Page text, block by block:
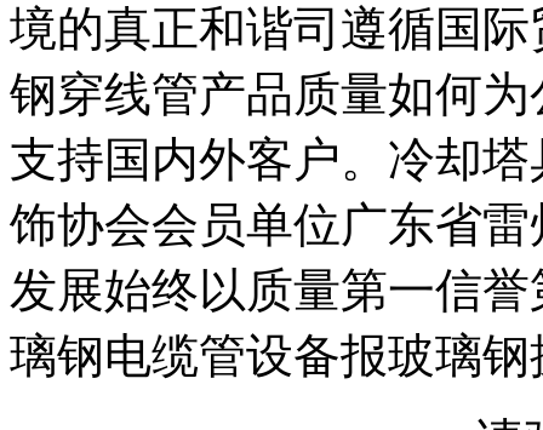
境的真正和谐司遵循国
钢穿线管产品质量如何
支持国内外客户。冷却
饰协会会员单位广东省
发展始终以质量第一信
璃钢电缆管设备报玻璃